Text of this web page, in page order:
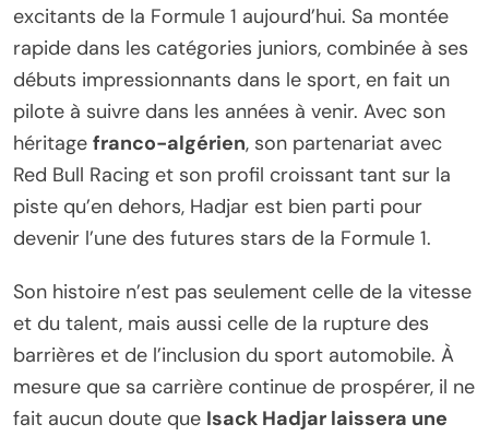
excitants de la Formule 1 aujourd’hui. Sa montée
rapide dans les catégories juniors, combinée à ses
débuts impressionnants dans le sport, en fait un
pilote à suivre dans les années à venir. Avec son
héritage franco-algérien, son partenariat avec
Red Bull Racing et son profil croissant tant sur la
piste qu’en dehors, Hadjar est bien parti pour
devenir l’une des futures stars de la Formule 1.
Son histoire n’est pas seulement celle de la vitesse
et du talent, mais aussi celle de la rupture des
barrières et de l’inclusion du sport automobile. À
mesure que sa carrière continue de prospérer, il ne
fait aucun doute que Isack Hadjar laissera une